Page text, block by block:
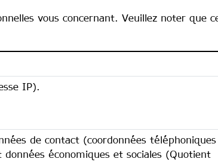
vous concernant. Veuillez noter que
IP).
de contact (coordonnées
économiques et sociales (Quotient